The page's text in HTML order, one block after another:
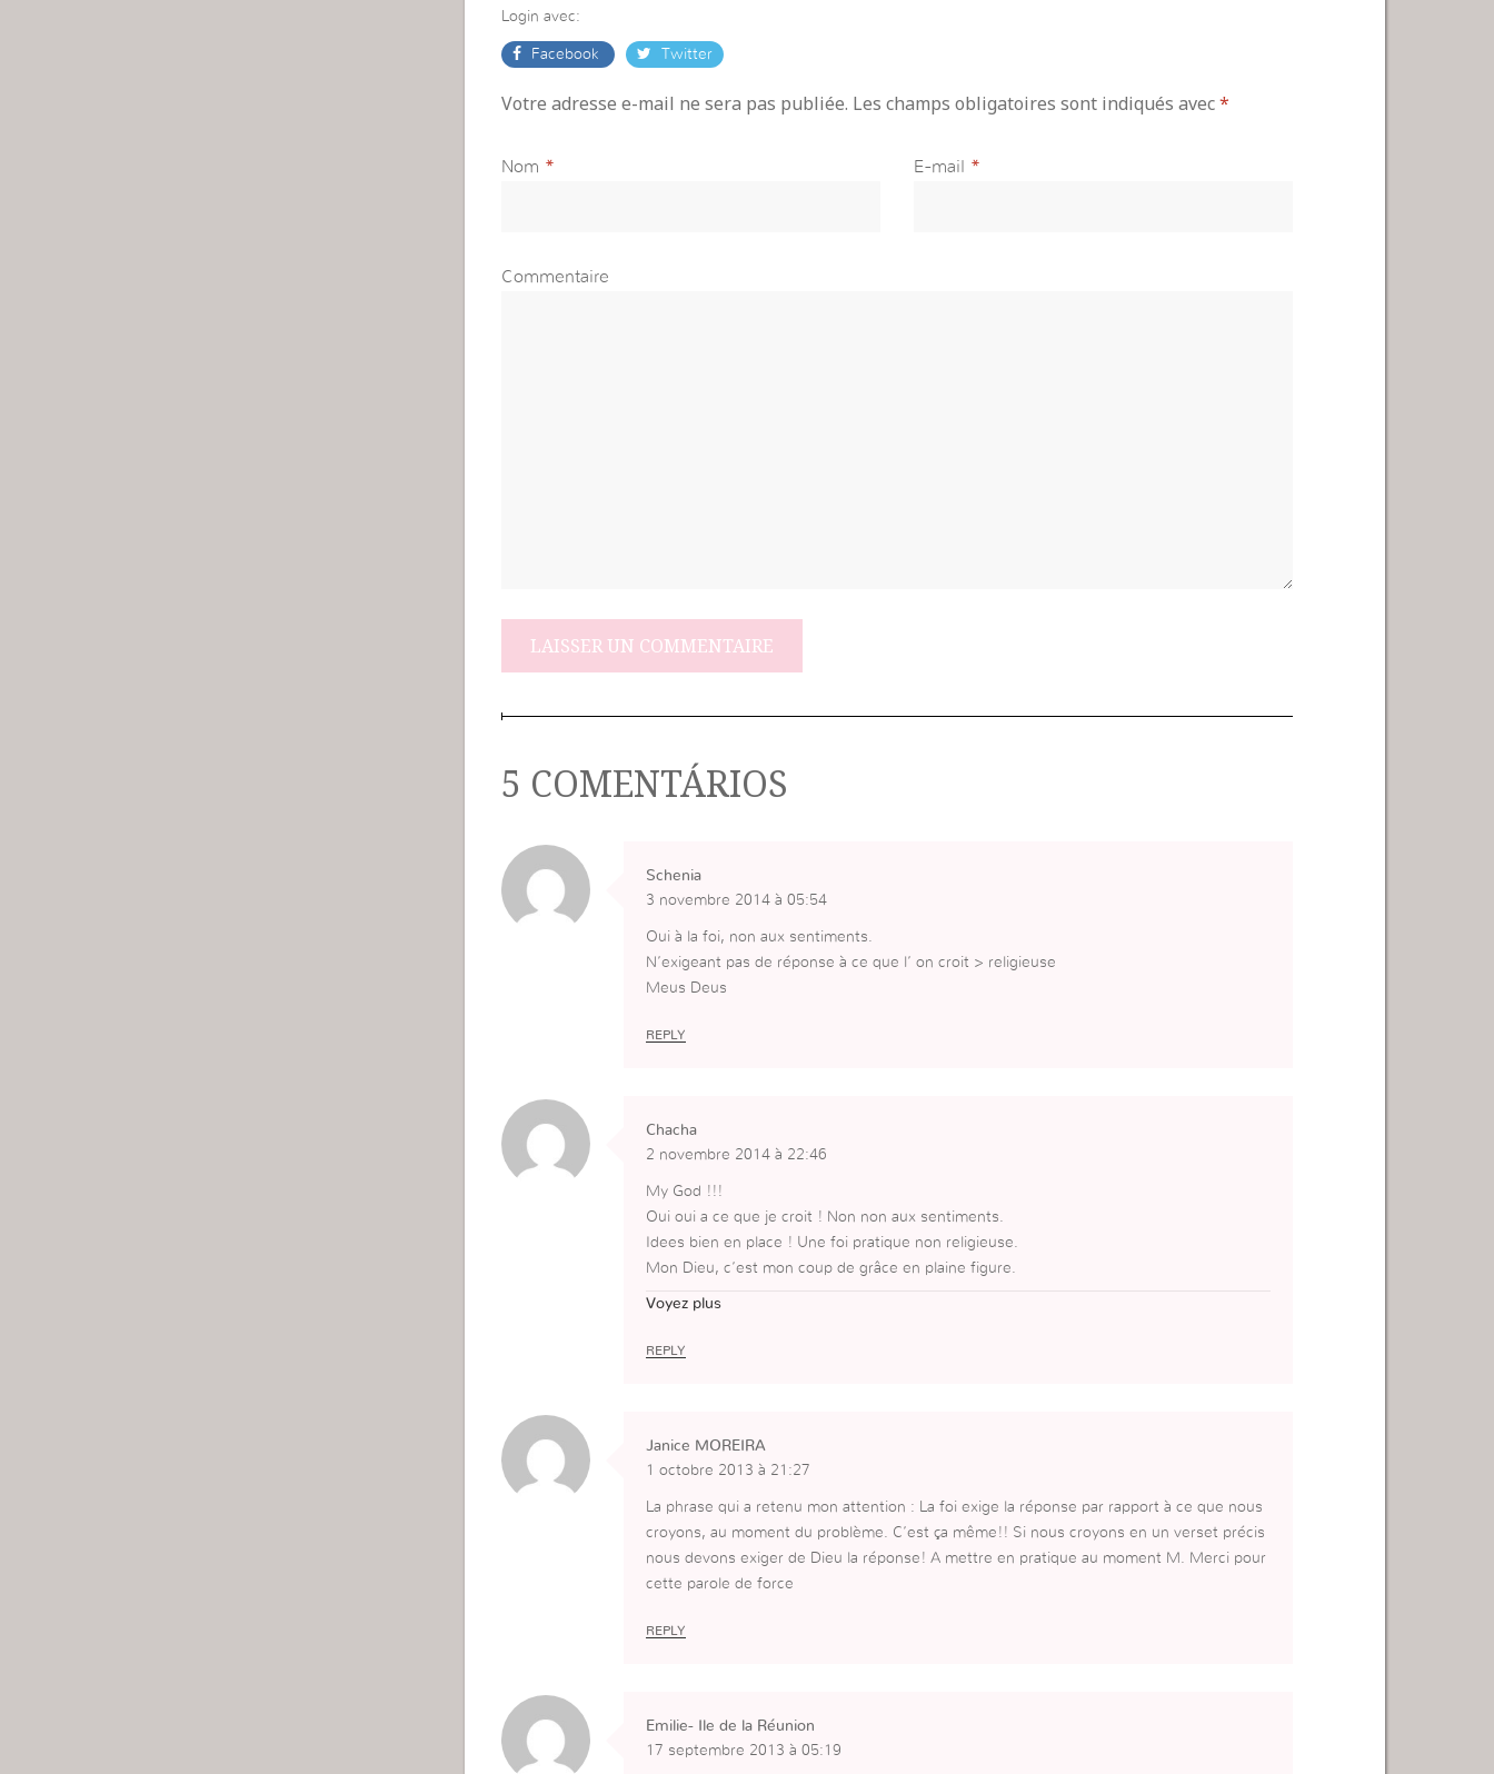
Login avec:
Facebook Twitter
Votre adresse e-mail ne sera pas publiée. Les champs obligatoires sont indiqués avec*
Nom * E-mail *
Commentaire
5 COMENTÁRIOS
Schenia
3 novembre 2014 à 05:54
Oui à la foi, non aux sentiments.
N’exigeant pas de réponse à ce que l’ on croit > religieuse
Meus Deus
REPLY
Chacha
2 novembre 2014 à 22:46
My God !!!
Oui oui a ce que je croit ! Non non aux sentiments.
Idees bien en place ! Une foi pratique non religieuse.
Mon Dieu, c’est mon coup de grâce en plaine figure.
[Oui oui/non non]
Voyez plus
REPLY
Janice MOREIRA
1 octobre 2013 à 21:27
La phrase qui a retenu mon attention : La foi exige la réponse par rapport à ce que nous
croyons, au moment du problème. C’est ça même!! Si nous croyons en un verset précis
nous devons exiger de Dieu la réponse! A mettre en pratique au moment M. Merci pour
cette parole de force
REPLY
Emilie- Ile de la Réunion
17 septembre 2013 à 05:19